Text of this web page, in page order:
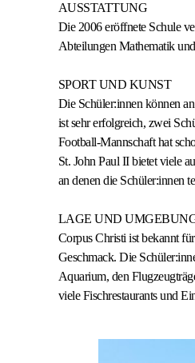
AUSSTATTUNG
Die 2006 eröffnete Schule
Abteilungen Mathematik
SPORT UND KUNST
Die Schüler:innen können
ist sehr erfolgreich, zwei
Football-Mannschaft hat
St. John Paul II bietet viele
an denen die Schüler:innen
LAGE UND
Corpus Christi ist bekannt
Geschmack. Die
Aquarium, den
viele Fischrestaurants und